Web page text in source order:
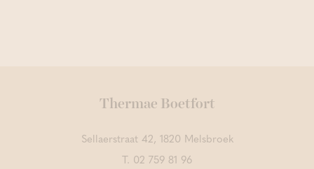
Thermae Boetfort
Sellaerstraat 42, 1820 Melsbroek
T. 02 759 81 96